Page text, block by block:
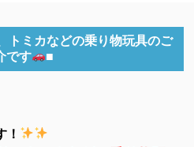
トミカなどの乗り物玩具のご
です
■
！